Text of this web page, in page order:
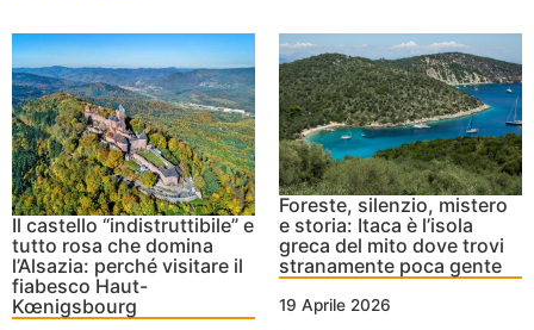
Il castello “indistruttibile” e
tutto rosa che domina
l’Alsazia: perché visitare il
fiabesco Haut-
Kœnigsbourg
Foreste, silenzio, mistero
e storia: Itaca è l’isola
greca del mito dove trovi
stranamente poca gente
19 Aprile 2026